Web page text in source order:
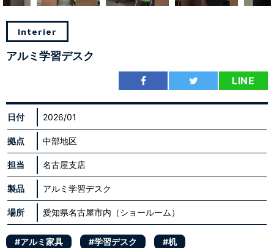
Interier
アルミ学習デスク
LINE
日付 2026/01
拠点 中部地区
担当 名古屋支店
製品 アルミ学習デスク
場所 愛知県名古屋市内（ショールーム）
#アルミ家具 #学習デスク #机